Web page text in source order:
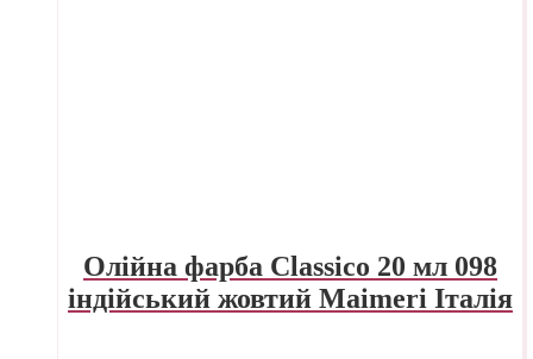
Олійна фарба Classico 20 мл 098
індійський жовтий Maimeri Італія